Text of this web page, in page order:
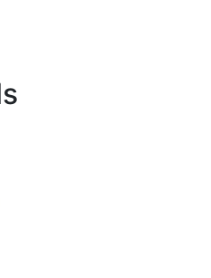
canal de Twitter